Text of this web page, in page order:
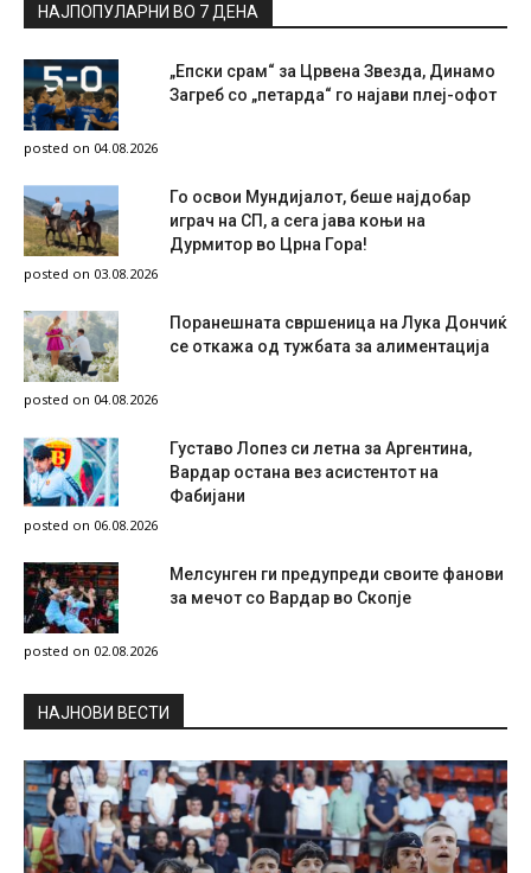
НАЈПОПУЛАРНИ ВО 7 ДЕНА
„Епски срам“ за Црвена Звезда, Динамо
Загреб со „петарда“ го најави плеј-офот
posted on 04.08.2026
Го освои Мундијалот, беше најдобар
играч на СП, а сега јава коњи на
Дурмитор во Црна Гора!
posted on 03.08.2026
Поранешната свршеница на Лука Дончиќ
се откажа од тужбата за алиментација
posted on 04.08.2026
Густаво Лопез си летна за Аргентина,
Вардар остана вез асистентот на
Фабијани
posted on 06.08.2026
Мелсунген ги предупреди своите фанови
за мечот со Вардар во Скопје
posted on 02.08.2026
НAЈНОВИ ВЕСТИ